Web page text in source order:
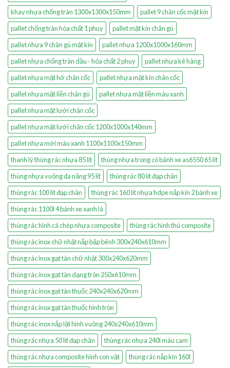
khay nhựa chống tràn 1300x1300x150mm
pallet 9 chân cốc mặt kín
pallet chống tràn hóa chất 1 phuy
pallet mặt kín chân gù
pallet nhựa 9 chân gù mặt kín
pallet nhựa 1200x1000x160mm
pallet nhựa chống tràn dầu - hóa chất 2 phuy
pallet nhựa kê hàng
pallet nhựa mặt hở chân cốc
pallet nhựa mặt kín chân cốc
pallet nhựa mặt liền chân gù
pallet nhựa mặt liền màu xanh
pallet nhựa mặt lưới chân cốc
pallet nhựa mặt lưới chân cốc 1200x1000x140mm
pallet nhựa mới màu xanh 1100x1100x150mm
thanh lý thùng rác nhựa 85 lít
thùng nhựa trong có bánh xe as6550 65 lít
thùng nhựa vuông đa năng 95 lít
thùng rác 80 lít đạp chân
thùng rác 100 lít đạp chân
thùng rác 160 lít nhựa hdpe nắp kín 2 bánh xe
thùng rác 1100l 4 bánh xe xanh lá
thùng rác hình cá chép nhựa composite
thùng rác hình thú composite
thùng rác inox chữ nhật nắp bập bênh 300x240x610mm
thùng rác inox gạt tàn chữ nhật 300x240x620mm
thùng rác inox gạt tàn dạng tròn 250x610mm
thùng rác inox gạt tàn thuốc 240x240x620mm
thùng rác inox gạt tàn thuốc hình tròn
thùng rác inox nắp lật hình vuông 240x240x610mm
thùng rác nhựa 50 lít đạp chân
thùng rác nhựa 240l màu cam
thùng rác nhựa composite hình con vật
thùng rác nắp kín 160l